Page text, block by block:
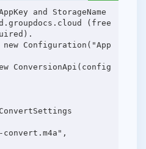
and StorageName
(free
Configuration("App
ConversionApi(config